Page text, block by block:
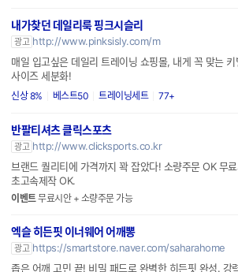
내가찾던 데일리룩 핑크시슬리
광고 http://www.pinksisly.com/m
매일 입고싶은 데일리 트레이닝 쇼핑몰, 내게 꼭 맞는
사이즈 세분화!
신상 8% 베스트50 트레이닝세트 77+
반팔티셔츠 클릭스포츠
광고 http://www.clicksports.co.kr
브랜드 퀄리티에 가격까지 꽉 잡았다! 소량주문 OK 무
초고속제작 OK.
이벤트무료시안 + 소량주문 가능
엑슬 히든핏 이너웨어 어깨뽕
광고 https://smartstore.naver.com/saharahome
좁은 어깨 고민 끝! 비밀 패드로 완벽한 히든핏 완성. 강